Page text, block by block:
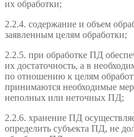
их обработки;
2.2.4. содержание и объем
заявленным целям обработки;
2.2.5. при обработке ПД
их достаточность, а в
по отношению к целям
принимаются необходимые
неполных или неточных ПД;
2.2.6. хранение ПД
определить субъекта ПД, не